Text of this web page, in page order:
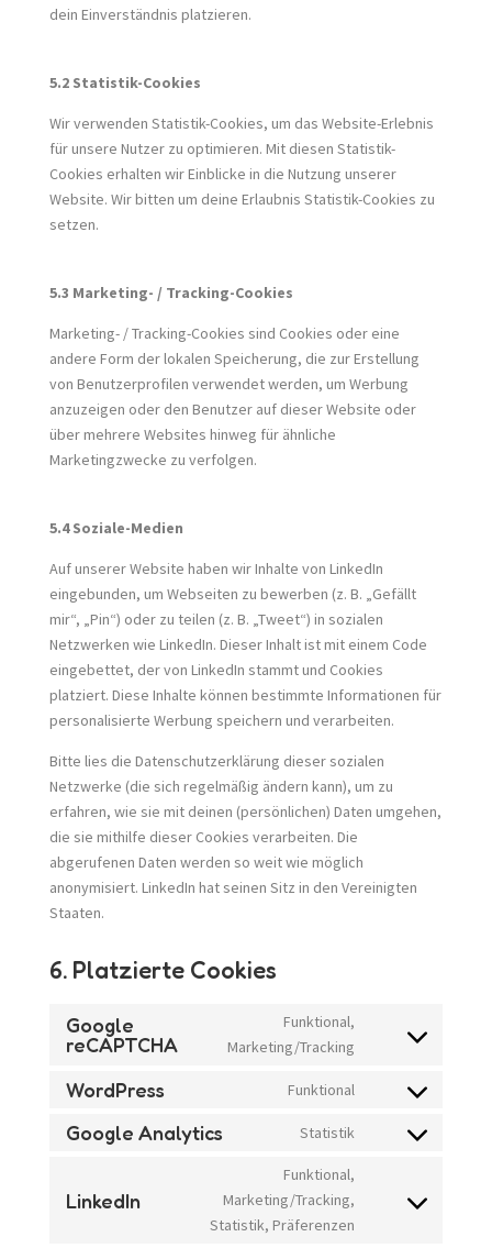
dein Einverständnis platzieren.
5.2 Statistik-Cookies
Wir verwenden Statistik-Cookies, um das Website-Erlebnis
für unsere Nutzer zu optimieren. Mit diesen Statistik-
Cookies erhalten wir Einblicke in die Nutzung unserer
Website. Wir bitten um deine Erlaubnis Statistik-Cookies zu
setzen.
5.3 Marketing- / Tracking-Cookies
Marketing- / Tracking-Cookies sind Cookies oder eine
andere Form der lokalen Speicherung, die zur Erstellung
von Benutzerprofilen verwendet werden, um Werbung
anzuzeigen oder den Benutzer auf dieser Website oder
über mehrere Websites hinweg für ähnliche
Marketingzwecke zu verfolgen.
5.4 Soziale-Medien
Auf unserer Website haben wir Inhalte von LinkedIn
eingebunden, um Webseiten zu bewerben (z. B. „Gefällt
mir“, „Pin“) oder zu teilen (z. B. „Tweet“) in sozialen
Netzwerken wie LinkedIn. Dieser Inhalt ist mit einem Code
eingebettet, der von LinkedIn stammt und Cookies
platziert. Diese Inhalte können bestimmte Informationen für
personalisierte Werbung speichern und verarbeiten.
Bitte lies die Datenschutzerklärung dieser sozialen
Netzwerke (die sich regelmäßig ändern kann), um zu
erfahren, wie sie mit deinen (persönlichen) Daten umgehen,
die sie mithilfe dieser Cookies verarbeiten. Die
abgerufenen Daten werden so weit wie möglich
anonymisiert. LinkedIn hat seinen Sitz in den Vereinigten
Staaten.
6. Platzierte Cookies
Google
reCAPTCHA
Funktional,
Marketing/Tracking
Consent
service
recaptcha
WordPress Funktional
Consent
Google Analytics Statistik
Consent
service
LinkedIn
Funktional,
Marketing/Tracking,
Statistik, Präferenzen
Consent